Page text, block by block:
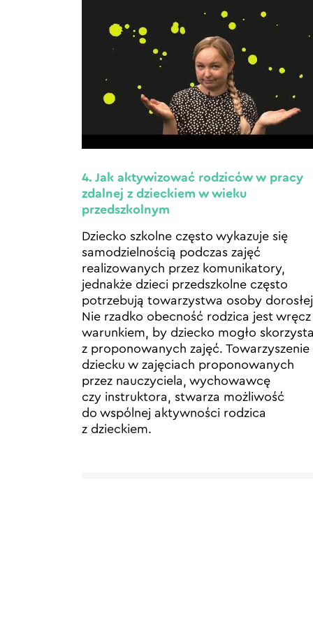
4. Jak aktywizować rodziców w pracy
zdalnej z dzieckiem w wieku
przedszkolnym
Dziecko szkolne często wykazuje się
samodzielnością podczas zajęć
realizowanych przez komunikatory,
jednakże dzieci przedszkolne często
potrzebują towarzystwa osoby
Nie rzadko obecność rodzica jest wręcz
warunkiem, by dziecko mogło
z proponowanych zajęć. Towarzyszenie
dziecku w zajęciach proponowanych
przez nauczyciela, wychowawcę
czy instruktora, stwarza możliwość
do wspólnej aktywności rodzica
z dzieckiem.